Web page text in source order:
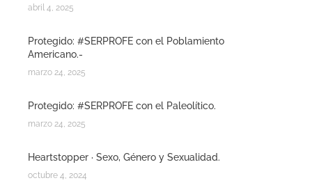
abril 4, 2025
Protegido: #SERPROFE con el Poblamiento
Americano.-
marzo 24, 2025
Protegido: #SERPROFE con el Paleolítico.
marzo 24, 2025
Heartstopper · Sexo, Género y Sexualidad.
octubre 4, 2024